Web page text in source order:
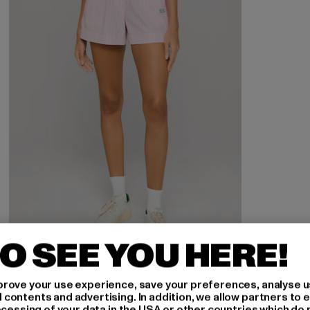
NOISY MAY
NMFRIDA
SEE YOU HERE!
your use experience, save your preferences, analyse
and advertising. In addition, we allow partners to